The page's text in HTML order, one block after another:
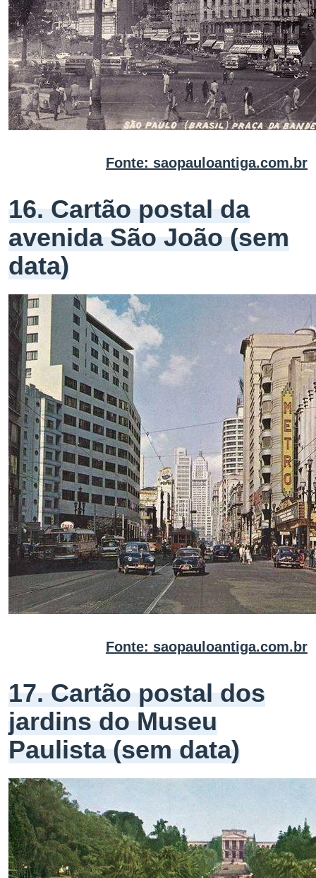
Fonte: saopauloantiga.com.br
16. Cartão postal da
avenida São João (sem
data)
Fonte: saopauloantiga.com.br
17. Cartão postal dos
jardins do Museu
Paulista (sem data)